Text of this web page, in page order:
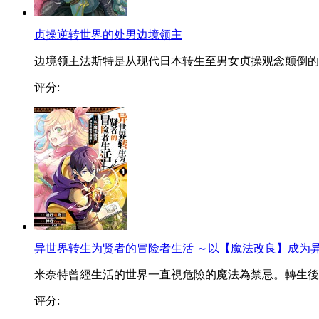
贞操逆转世界的处男边境领主
边境领主法斯特是从现代日本转生至男女贞操观念颠倒
评分:
异世界转生为贤者的冒险者生活 ～以【魔法改良】成为
米奈特曾經生活的世界一直視危險的魔法為禁忌。轉生
评分: